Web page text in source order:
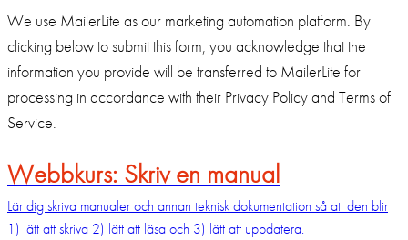
We use MailerLite as our marketing automation platform. By
clicking below to submit this form, you acknowledge that the
information you provide will be transferred to MailerLite for
processing in accordance with their Privacy Policy and Terms of
Service.
Webbkurs: Skriv en manual
Lär dig skriva manualer och annan teknisk dokumentation så att den blir
1) lätt att skriva 2) lätt att läsa och 3) lätt att uppdatera.